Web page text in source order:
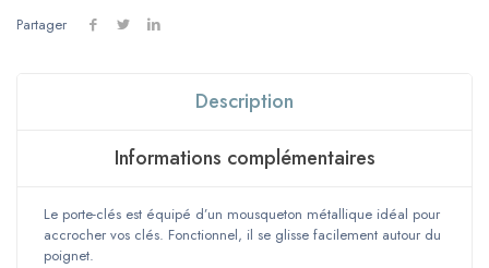
soleil
Partager
Description
Informations complémentaires
Le porte-clés est équipé d’un mousqueton métallique idéal pour
accrocher vos clés. Fonctionnel, il se glisse facilement autour du
poignet.